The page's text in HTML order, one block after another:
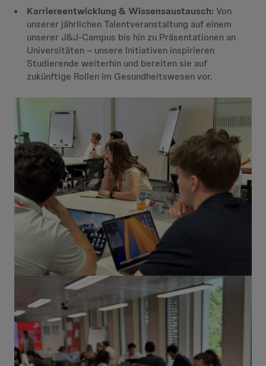
Karriereentwicklung & Wissensaustausch:Von
unserer jährlichen Talentveranstaltung auf einem
unserer J&J-Campus bis hin zu Präsentationen an
Universitäten – unsere Initiativen inspirieren
Studierende weiterhin und bereiten sie auf
zukünftige Rollen im Gesundheitswesen vor.